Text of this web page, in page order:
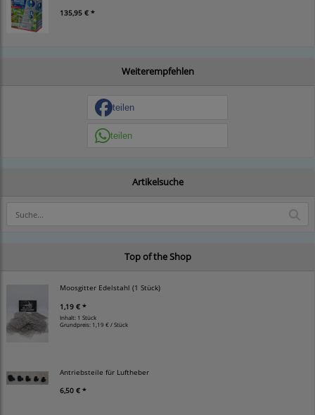
135,95 € *
Weiterempfehlen
teilen
teilen
Artikelsuche
Top of the Shop
Moosgitter Edelstahl (1 Stück)
1,19 € *
Inhalt: 1 Stück
Grundpreis: 1,19 € / Stück
Antriebsteile für Luftheber
6,50 € *